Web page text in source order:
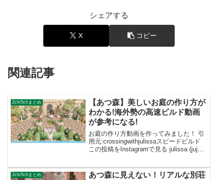
シェアする
X コピー
関連記事
2ch/5chまとめ
【あつ森】美しいお庭の作り方が
わかる!海外勢の高速ビルド動画
が参考になる!
お庭の作り方動画を作ってみました！ 引
用元:crossingwithjulissaスピードビルド
この投稿をInstagramで見る julissa (juju)
2ch/5chまとめ
あつ森に見えない！リアルな別荘